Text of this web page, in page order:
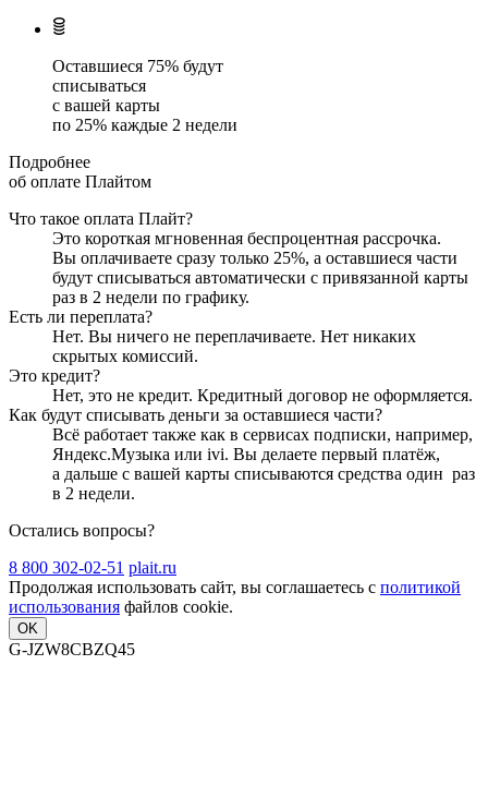
Оставшиеся 75% будут
списываться
с вашей карты
по 25% каждые 2 недели
Подробнее
об оплате Плайтом
Что такое оплата Плайт?
Это короткая мгновенная беспроцентная рассрочка.
Вы оплачиваете сразу только 25%, а оставшиеся части
будут списываться автоматически с привязанной карты
раз в 2 недели по графику.
Есть ли переплата?
Нет. Вы ничего не переплачиваете. Нет никаких
скрытых комиссий.
Это кредит?
Нет, это не кредит. Кредитный договор не оформляется.
Как будут списывать деньги за оставшиеся части?
Всё работает также как в сервисах подписки, например,
Яндекс.Музыка или ivi. Вы делаете первый платёж,
а дальше с вашей карты списываются средства один раз
в 2 недели.
Остались вопросы?
8 800 302-02-51 plait.ru
Продолжая использовать сайт, вы соглашаетесь с политикой
использования файлов cookie.
OK
G-JZW8CBZQ45